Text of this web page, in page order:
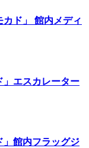
カド」 館内メディ
」エスカレーター
」館内フラッグジ